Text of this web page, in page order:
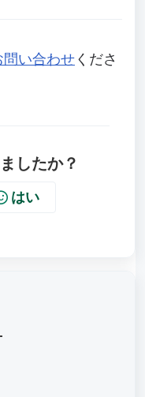
問い合わせくださ
したか？
はい